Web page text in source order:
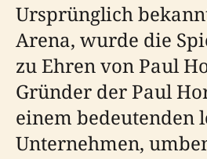
Ursprünglich
Arena, wurde die
zu Ehren von Paul
Gründer der Paul
einem bedeutenden
Unternehmen,